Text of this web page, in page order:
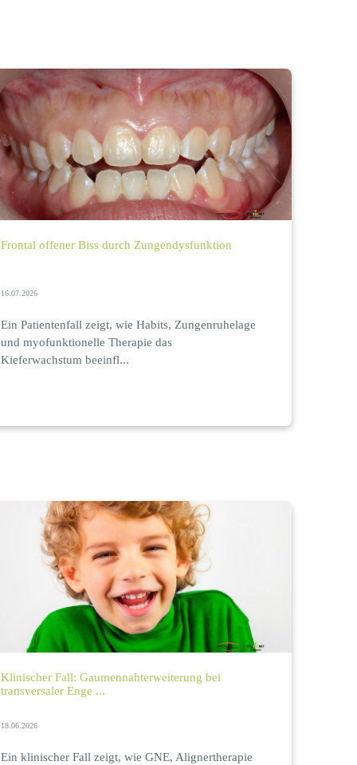
Frontal offener Biss durch Zungendysfunktion
16.07.2026
Ein Patientenfall zeigt, wie Habits, Zungenruhelage
und myofunktionelle Therapie das
Kieferwachstum beeinfl...
Klinischer Fall: Gaumennahterweiterung bei
transversaler Enge ...
18.06.2026
Ein klinischer Fall zeigt, wie GNE, Alignertherapie